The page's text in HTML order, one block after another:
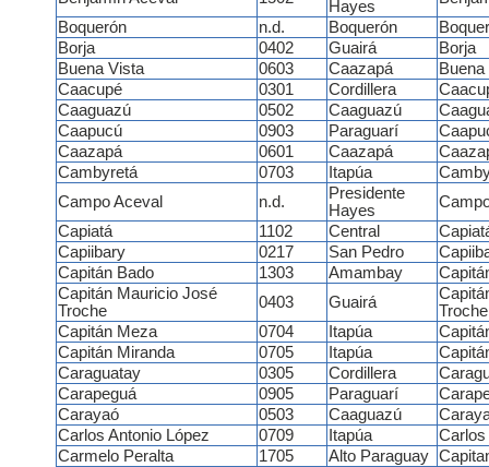
Hayes
Boquerón
n.d. Boquerón
Borja
0402 Guairá
Borja
Buena Vista
0603 Caazapá
Caacupé
0301 Cordillera
Caaguazú
0502 Caaguazú
Caapucú
0903 Paraguarí
Caazapá
0601 Caazapá
Cambyretá
0703 Itapúa
Campo Aceval
n.d.
Presidente
Hayes
Capiatá
1102 Central
Capiibary
0217 San Pedro
Capitán Bado
1303 Amambay
Capitán Mauricio José
Troche
0403 Guairá
Troche
Capitán Meza
0704 Itapúa
Capitán Miranda
0705 Itapúa
Caraguatay
0305 Cordillera
Carapeguá
0905 Paraguarí
Carayaó
0503 Caaguazú
Carlos Antonio López
0709 Itapúa
Carlos
Carmelo Peralta
1705 Alto Paraguay